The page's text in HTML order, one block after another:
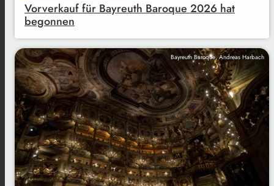
Vorverkauf für Bayreuth Baroque 2026 hat
begonnen
Bayreuth Baroque, Andreas Harbach